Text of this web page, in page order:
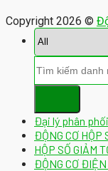
Copyright 2026 ©
Đại lý phân
ĐỘNG CƠ HỘP
HỘP SỐ GIẢM
ĐỘNG CƠ ĐIỆN